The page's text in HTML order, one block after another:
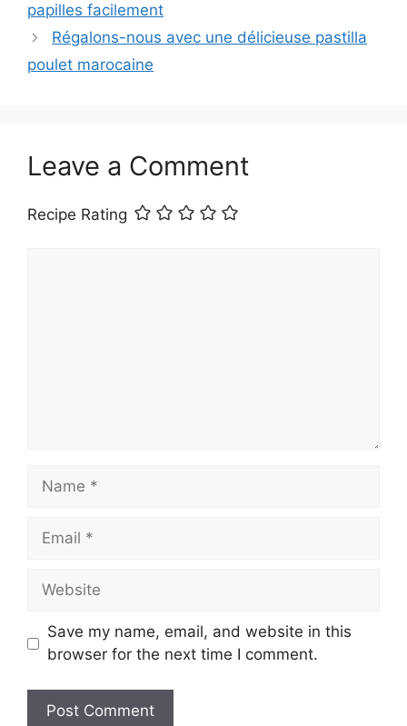
papilles facilement
Régalons-nous avec une délicieuse pastilla
poulet marocaine
Leave a Comment
Recipe Rating
Name
Email
Website
Save my name, email, and website in this
browser for the next time I comment.